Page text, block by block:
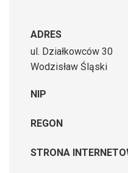
ADRES
ul. Działkowców 30
Wodzisław Śląski
NIP
REGON
STRONA